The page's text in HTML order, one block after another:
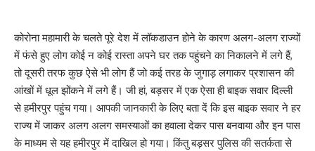
कोरोना महामारी के चलते पूरे देश में लॉकडाउन होने के कारण अलग-अलग राज्यों
में फंसे हुए लोग कोई न कोई रास्ता अपने घर तक पहुंचने का निकालने में लगे हैं,
तो दूसरी तरफ कुछ ऐसे भी लोग हैं जो कई तरह के जुगाड़ लगाकर प्रशासन की
आंखों में धूल झोंकने में लगे हैं। जी हां, बड़सर में एक ऐसा ही बाइक सवार दिल्ली
से हमीरपुर पहुंच गया। आपकी जानकारी के लिए बता दें कि इस बाइक सवार ने हर
राज्य में जाकर अलग अलग समस्याओं का हवाला देकर पास बनवाया और इन पास
के माध्यम से यह हमीरपुर में दाखिल हो गया। किंतु बड़सर पुलिस की सतर्कता से